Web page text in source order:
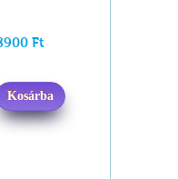
Ft
Kosárba